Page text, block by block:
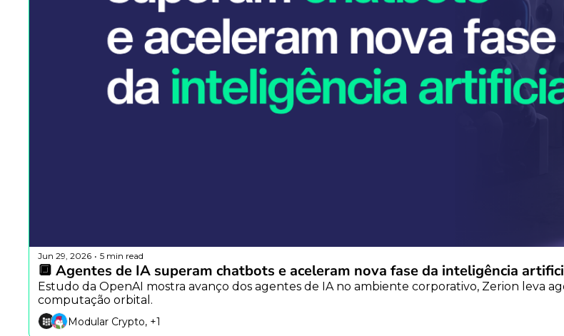
Jun 29, 2026 • 5 min read
🔲 Agentes de IA superam chatbots e aceleram nova fase da inteligência
Estudo da OpenAI mostra avanço dos agentes de IA no ambiente corporativo, Zerion leva
computação orbital.
Modular Crypto, +1